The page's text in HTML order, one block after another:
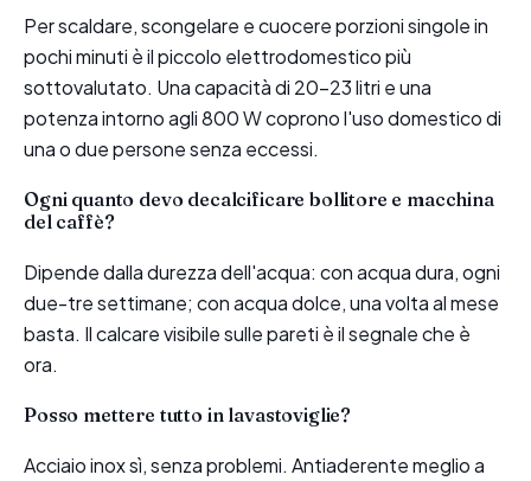
Per scaldare, scongelare e cuocere porzioni singole in
pochi minuti è il piccolo elettrodomestico più
sottovalutato. Una capacità di 20-23 litri e una
potenza intorno agli 800 W coprono l'uso domestico di
una o due persone senza eccessi.
Ogni quanto devo decalcificare bollitore e macchina
del caffè?
Dipende dalla durezza dell'acqua: con acqua dura, ogni
due-tre settimane; con acqua dolce, una volta al mese
basta. Il calcare visibile sulle pareti è il segnale che è
ora.
Posso mettere tutto in lavastoviglie?
Acciaio inox sì, senza problemi. Antiaderente meglio a